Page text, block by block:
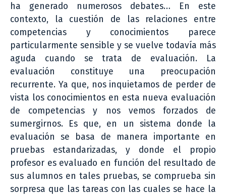
ha generado numerosos debates… En este
contexto, la cuestión de las relaciones entre
competencias y conocimientos parece
particularmente sensible y se vuelve todavía más
aguda cuando se trata de evaluación. La
evaluación constituye una preocupación
recurrente. Ya que, nos inquietamos de perder de
vista los conocimientos en esta nueva evaluación
de competencias y nos vemos forzados de
sumergirnos. Es que, en un sistema donde la
evaluación se basa de manera importante en
pruebas estandarizadas, y donde el propio
profesor es evaluado en función del resultado de
sus alumnos en tales pruebas, se comprueba sin
sorpresa que las tareas con las cuales se hace la